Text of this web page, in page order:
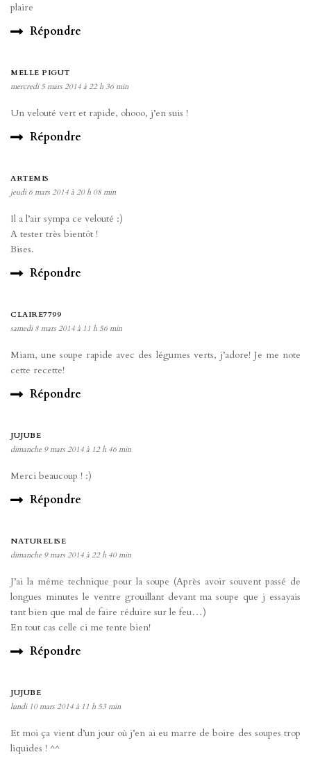
plaire
Répondre
MELLE PIGUT
mercredi 5 mars 2014 à 22 h 36 min
Un velouté vert et rapide, ohooo, j’en suis !
Répondre
ARTEMIS
jeudi 6 mars 2014 à 20 h 08 min
Il a l’air sympa ce velouté :)
A tester très bientôt !
Bises.
Répondre
CLAIRE7799
samedi 8 mars 2014 à 11 h 56 min
Miam, une soupe rapide avec des légumes verts, j’adore! Je me note
cette recette!
Répondre
JUJUBE
dimanche 9 mars 2014 à 12 h 46 min
Merci beaucoup ! :)
Répondre
NATURELISE
dimanche 9 mars 2014 à 22 h 40 min
J’ai la même technique pour la soupe (Après avoir souvent passé de
longues minutes le ventre grouillant devant ma soupe que j essayais
tant bien que mal de faire réduire sur le feu…)
En tout cas celle ci me tente bien!
Répondre
JUJUBE
lundi 10 mars 2014 à 11 h 53 min
Et moi ça vient d’un jour où j’en ai eu marre de boire des soupes trop
liquides ! ^^